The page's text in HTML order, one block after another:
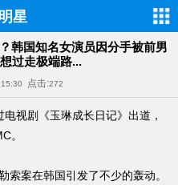
星
韩国知名女演员因分手被前男
过走极端路...
点击:272
视剧《玉琳成长日记》出道，
。
索案在韩国引发了不少的轰动。